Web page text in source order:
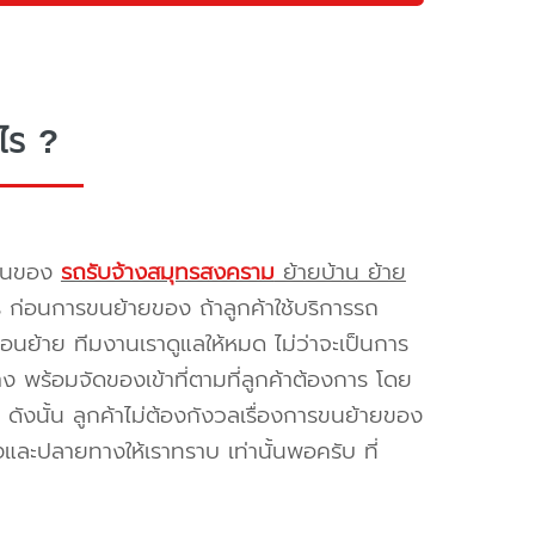
?
ของ รถรับจ้างสมุทรสงครามย้ายบ้าน ย้าย
ก่อนการขนย้ายของ ถ้าลูกค้าใช้บริการรถ
ย้าย ทีมงานเราดูแลให้หมด ไม่ว่าจะเป็นการ
พร้อมจัดของเข้าที่ตามที่ลูกค้าต้องการ โดย
งนั้น ลูกค้าไม่ต้องกังวลเรื่องการขนย้ายของ
ะปลายทางให้เราทราบ เท่านั้นพอครับ ที่